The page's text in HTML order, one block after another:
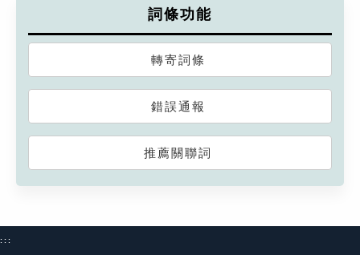
詞條功能
轉寄詞條
錯誤通報
推薦關聯詞
:::